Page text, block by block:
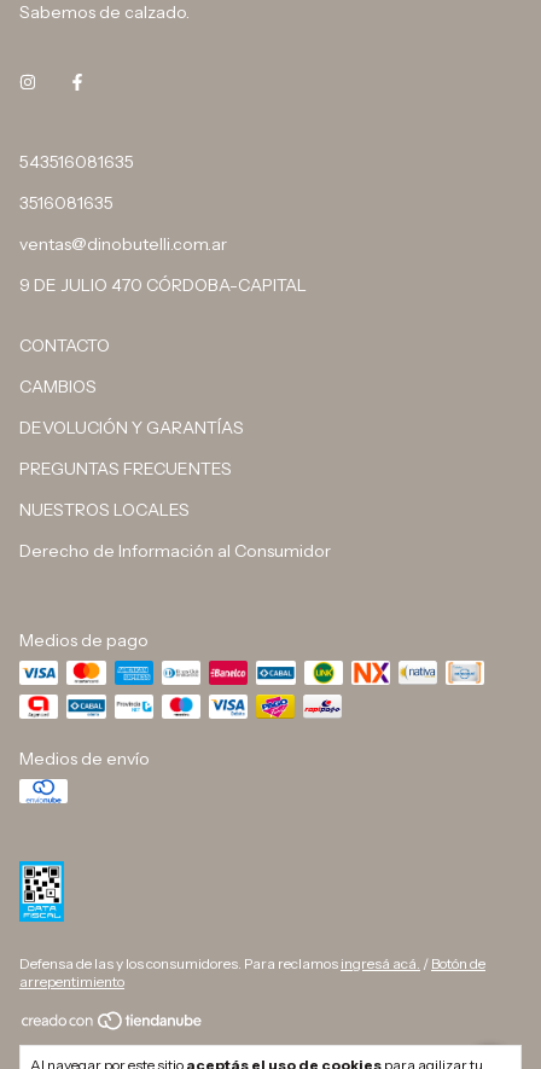
Al navegar por este sitio aceptás el uso de cookies para agilizar tu
Sabemos de calzado.
543516081635
3516081635
ventas@dinobutelli.com.ar
9 DE JULIO 470 CÓRDOBA-CAPITAL
CONTACTO
CAMBIOS
DEVOLUCIÓN Y GARANTÍAS
PREGUNTAS FRECUENTES
NUESTROS LOCALES
Derecho de Información al Consumidor
Medios de pago
Medios de envío
Defensa de las y los consumidores. Para reclamos ingresá acá. / Botón de
arrepentimiento
Copyright DINO BUTELLI - 33709627169 - 2026. Todos los derechos